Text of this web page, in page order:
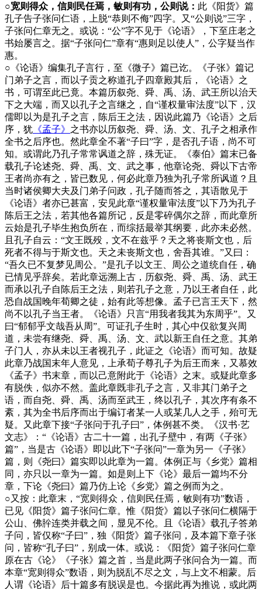
○宽则得众，信则民任焉，敏则有功，公则说： 此《阳货》篇
孔子告子张问仁语，上脱“恭则不侮”四字。又“公则说”三字，
子张问仁章无之。或说：“公”字不见于《论语》，下至庄老之
书始屡言之。据“子张问仁”章有“惠则足以使人”，公字疑当作
惠。
○ 《论语》编集孔子言行，至《微子》篇已讫。《子张》篇记
门弟子之言，而以子贡之称道孔子四章殿其后，《论语》之
书，可谓至此已竟。本篇历叙尧、舜、禹、汤、武王所以治天
下之大端，而又以孔子之言继之，自“谨权量审法度”以下，汉
儒即以为是孔子之言，陈后王之法，因说此篇乃《论语》之后
序，犹 《孟子》 之书亦以历叙尧、舜、汤、文、孔子之相承作
全书之后序也。然此章全不著“子曰”字，是否孔子语，尚不可
知。或谓此乃孔子常常讽道之辞，殊无证。《泰伯》篇末已备
载孔子论述尧、舜、禹、文、武之事，他章论尧、舜以下古帝
王者尚亦有之，皆已数见，何必此章乃独为孔子常所讽道？且
当时诸侯卿大夫及门弟子问政，孔子随而答之，其语散见于
《论语》者亦已甚富，安见此章“谨权量审法度”以下乃为孔子
陈后王之法，若其他各篇所记，反是零碎偶尔之辞，而此章所
云始是孔子毕生抱负所在，而综括最举其纲要，此亦未必然。
且孔子自云：“文王既殁，文不在兹乎？天之将丧斯文也，后
死者不得与于斯文也。天之未丧斯文也，舍吾其谁。”又曰：
“吾久已不复梦见周公。”是孔子以文王、周公之道统自任，确
已情见乎辞矣。若此章远溯上古，历叙尧、舜、禹、汤、武王
而承以孔子自陈后王之法，则若孔子之意，乃以王者自任，此
恐自战国晚年荀卿之徒，始有此等想像。孟子已言王天下，然
尚不以孔子当王者。《论语》只言“用我者我其为东周乎”。又
曰“郁郁乎文哉吾从周”。可证孔子生时，其心中仅欲复兴周
道，未尝有继尧、舜、禹、汤、文、武以新王自任之意。其弟
子门人，亦从未以王者视孔子，此证之《论语》而可知。故疑
此章乃战国末年人意见，上承荀子尊孔子为后王而来，又慕效
《孟子》书末章，而以己意附此于《论语》之末。或疑此章多
有脱佚，似亦不然。盖此章既非孔子之言，又非其门弟子之
语，而自尧、舜、禹、汤而至武王，终以孔子，其次序有条不
紊，其为全书后序而出于编订者某一人或某几人之手，殆可无
疑。又此章下接“子张问于孔子曰”，体例甚不类。《汉书·艺
文志》：“《论语》古二十一篇，出孔子壁中，有两《子张》
篇”，当是古《论语》即以此下“子张问”一章为另一《子张》
篇，则《尧曰》篇实即以此章为一篇。体例正与《乡党》篇相
同，亦只以一章为一篇。如是则上下《论》最后一篇均不分
章，下论《尧曰》篇乃仿上论《乡党》篇之例而为之。
○又按：此章末，“宽则得众，信则民任焉，敏则有功”数语，
已见《阳货》篇子张问仁章。惟《阳货》篇以子张问仁横隔于
公山、佛肸连类并载之间，显见不伦。且《论语》载孔子答弟
子问，皆仅称“子曰”，独《阳货》篇子张问，及本篇下章子张
问，皆称“孔子曰”，别成一体。或说：《阳货》篇子张问仁章
原在古《论》《子张》篇之首，当是此两子张问合为一篇。而
本章“宽则得众”数语，则为脱乱不尽之文，与上文不相蒙。后
人谓《论语》后十篇多有脱误是也。今据此再为推说，或此两